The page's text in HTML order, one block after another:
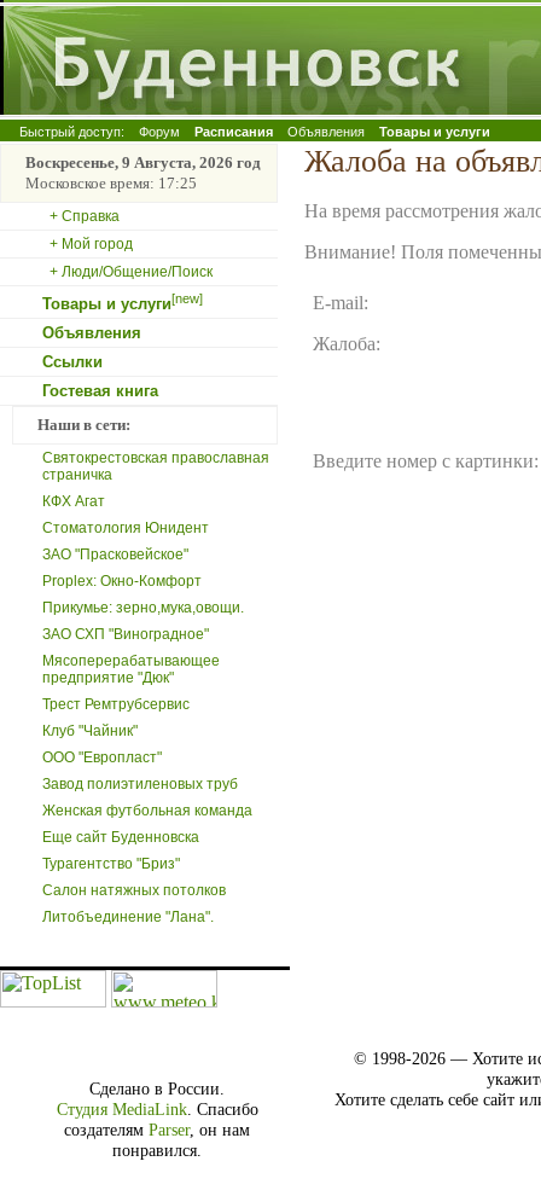
Быстрый доступ: Форум Расписания Объявления Товары и услуги
Воскресенье, 9 Августа, 2026 год
Московское время: 17:25
+ Справка
+ Мой город
+ Люди/Общение/Поиск
Товары и услуги[new]
Объявления
Ссылки
Гостевая книга
Наши в сети:
Святокрестовская православная
страничка
КФХ Агат
Стоматология Юнидент
ЗАО "Прасковейское"
Proplex: Окно-Комфорт
Прикумье: зерно,мука,овощи.
ЗАО СХП "Виноградное"
Мясоперерабатывающее
предприятие "Дюк"
Трест Ремтрубсервис
Клуб "Чайник"
ООО "Европласт"
Завод полиэтиленовых труб
Женская футбольная команда
Еще сайт Буденновска
Турагентство "Бриз"
Салон натяжных потолков
Литобъединение "Лана".
Жалоба на
На время рассмотрения
Внимание! Поля
E-mail:
Жалоба:
Введите номер с картинки:
Сделано в России.
Студия MediaLink. Спасибо
создателям Parser, он нам
понравился.
© 1998-2026 — Хотите
Хотите сделать себе сайт